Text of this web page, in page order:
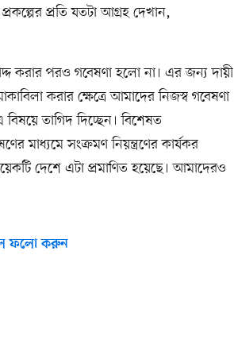
প্রতি যতটা আগ্রহ দেখান,
করার পরও গবেষণা হলো না। এর জন্য দায়ী
করার ক্ষেত্রে আমাদের নিজস্ব গবেষণা
তাগিদ দিচ্ছেন। বিশেষত
মাধ্যমে সংক্রমণ নিয়ন্ত্রণের কার্যকর
দেশে এটা প্রমাণিত হয়েছে। আমাদেরও
ফলো করুন